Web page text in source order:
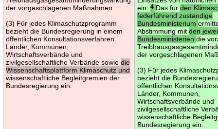
der vorgeschlagenen Maßnahmen.
(3) Für jedes Klimaschutzprogramm
bezieht die Bundesregierung in einem
öffentlichen Konsultationsverfahren
Länder, Kommunen,
Wirtschaftsverbände und
zivilgesellschaftliche Verbände sowiedie
Wissenschaftsplattform Klimaschutz und
wissenschaftliche Begleitgremien der
Bundesregierung ein.
ein.4 Das fürden
federführend zuständige
Bundesministerium
Abstimmung mitden
Bundesministeriendie
der vorgeschlagenen
(3) Für jedes
bezieht die
öffentlichen
Länder, Kommunen,
Wirtschaftsverbände und
zivilgesellschaftliche
wissenschaftliche
Bundesregierung ein.